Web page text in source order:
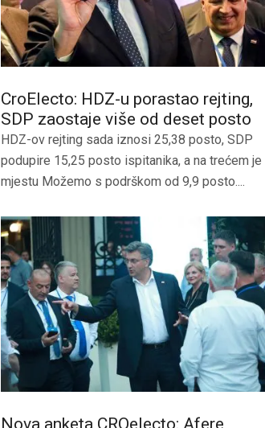
CroElecto: HDZ-u porastao rejting,
SDP zaostaje više od deset posto
HDZ-ov rejting sada iznosi 25,38 posto, SDP
podupire 15,25 posto ispitanika, a na trećem je
mjestu Možemo s podrškom od 9,9 posto....
Nova anketa CROelecto: Afere